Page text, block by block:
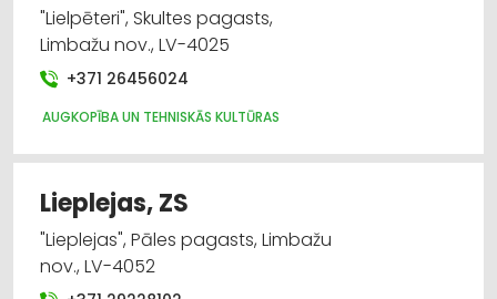
"Lielpēteri", Skultes pagasts,
Limbažu nov., LV-4025
+371 26456024
AUGKOPĪBA UN TEHNISKĀS KULTŪRAS
Lieplejas, ZS
"Lieplejas", Pāles pagasts, Limbažu
nov., LV-4052